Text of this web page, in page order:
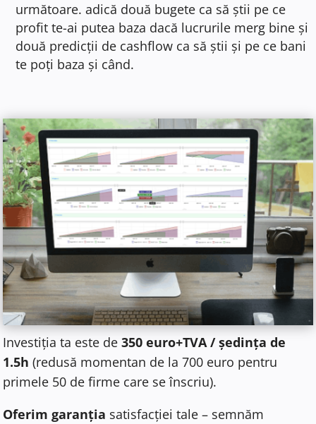
următoare. adică două bugete ca să știi pe ce
profit te-ai putea baza dacă lucrurile merg bine și
două predicții de cashflow ca să știi și pe ce bani
te poți baza și când.
Investiția ta este de350 euro+TVA / ședința de
1.5h (redusă momentan de la 700 euro pentru
primele 50 de firme care se înscriu).
Oferim garanția satisfacției tale – semnăm